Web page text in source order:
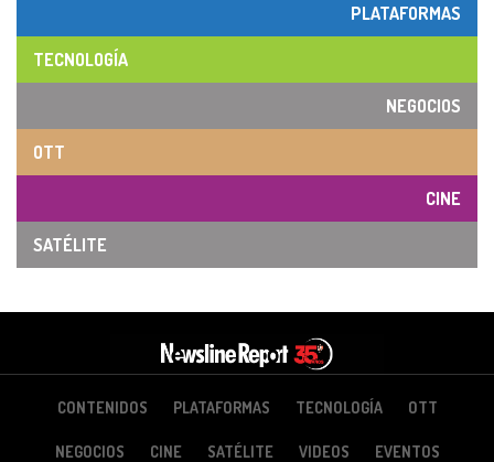
PLATAFORMAS
TECNOLOGÍA
NEGOCIOS
OTT
CINE
SATÉLITE
CONTENIDOS PLATAFORMAS TECNOLOGÍA OTT
NEGOCIOS CINE SATÉLITE VIDEOS EVENTOS